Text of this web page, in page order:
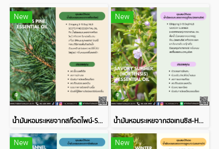
New
น้ำมันหอมระเหยจากสก๊อตไพน์-SCOTS PINE ESSENTIAL OIL
New
น้ำมันหอมระเหยจากฮอเทนซิส-HORTENSIS ESSENTIAL OIL
New New